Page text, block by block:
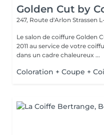
Golden Cut by
247, Route d'Arlon Strassen
Le salon de coiffure Golden
2011 au service de votre
dans un cadre chaleureux ...
Coloration + Coupe +